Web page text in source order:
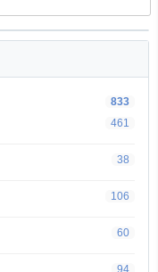
833
461
38
106
60